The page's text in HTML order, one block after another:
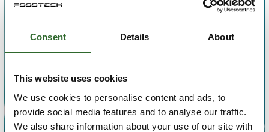
Consent Details About
This website uses cookies
We use cookies to personalise content and ads, to
provide social media features and to analyse our traffic.
We also share information about your use of our site with